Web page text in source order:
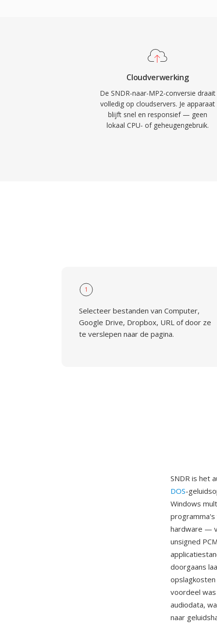
encoderlatentie is ook korter, één
uitzending waar lipsynchronisatie ertoe
houden MP2 tientallen jaren na
degradatie bij transmissiefouten die
ethersignalen, minimale
omroepketens en gevestigde
en Aziatische omroepkaders.
Cloudverwerking
De SNDR-naar-MP2-conversie draait
volledig op cloudservers. Je apparaat
blijft snel en responsief — geen
lokaal CPU- of geheugengebruik.
1
Selecteer bestanden van Computer,
Google Drive, Dropbox, URL of door ze
te verslepen naar de pagina.
SNDR is het
DOS-
Windows
programma's
hardware —
unsigned
doorgaans
voordeel
audiodata,
naar